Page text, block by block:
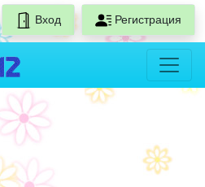
Вход Регистрация